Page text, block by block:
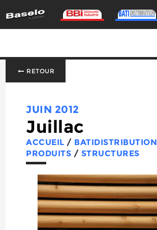
RETOUR
JUIN 2012
Juillac
ACCUEIL / BATIDISTRIBUTION
PRODUITS / STRUCTURES